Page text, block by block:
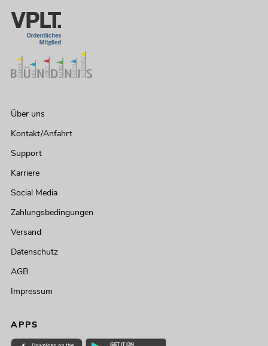
Über uns
Kontakt/Anfahrt
Support
Karriere
Social Media
Zahlungsbedingungen
Versand
Datenschutz
AGB
Impressum
APPS